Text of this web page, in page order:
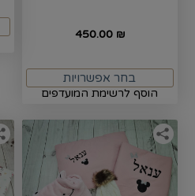
450.00 ₪
בחר אפשרויות
הוסף לרשימת המועדפים